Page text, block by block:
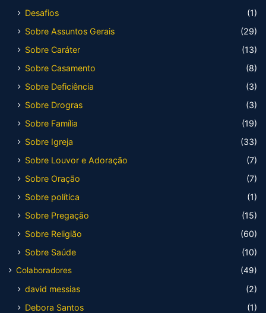
Desafios
(1)
Sobre Assuntos Gerais
(29)
Sobre Caráter
(13)
Sobre Casamento
(8)
Sobre Deficiência
(3)
Sobre Drogras
(3)
Sobre Família
(19)
Sobre Igreja
(33)
Sobre Louvor e Adoração
(7)
Sobre Oração
(7)
Sobre política
(1)
Sobre Pregação
(15)
Sobre Religião
(60)
Sobre Saúde
(10)
Colaboradores (49)
david messias
(2)
Debora Santos
(1)